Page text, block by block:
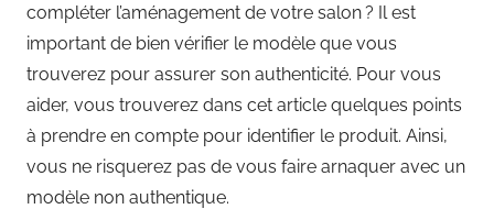
compléter l’aménagement de votre salon ? Il est
important de bien vérifier le modèle que vous
trouverez pour assurer son authenticité. Pour vous
aider, vous trouverez dans cet article quelques points
à prendre en compte pour identifier le produit. Ainsi,
vous ne risquerez pas de vous faire arnaquer avec un
modèle non authentique.